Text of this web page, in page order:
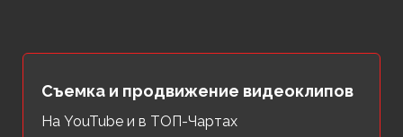
Съемка и продвижение видеоклипов
На YouTube и в ТОП-Чартах